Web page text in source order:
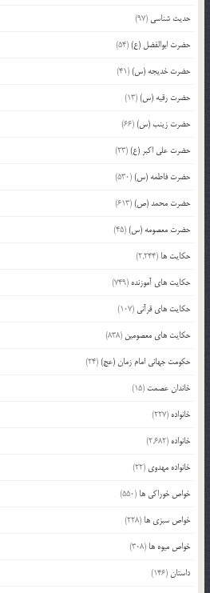
حدیث شناسی (97)
حضرت ابوالفضل (ع)(54)
حضرت خدیجه (س)(41)
حضرت رقیه (س)(13)
حضرت زینب (س)(66)
حضرت علی اکبر (ع)(23)
حضرت فاطمه (س)(530)
حضرت محمد (ص)(613)
حضرت معصومه (س)(45)
حکایت ها (2,244)
حکایت های آموزنده (749)
حکایت های قرآنی (107)
حکایت های معصومین (838)
حکومت جهانی امام زمان (عج)(24)
خاندان عصمت (15)
خانواده (227)
خانواده (2,682)
خانواده مهدوی (22)
خواص خوراکی ها (550)
خواص سبزی ها (228)
خواص میوه ها (308)
داستان(146)